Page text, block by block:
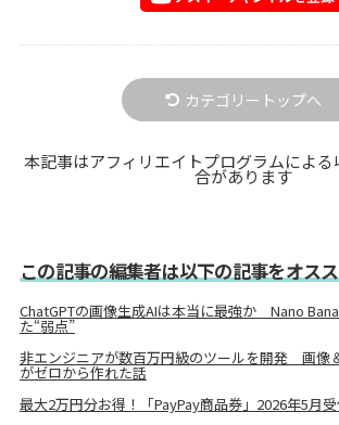
カテゴリートップへ
本記事はアフィリエイトプログラムによ
合があります
この記事の編集者は以下の記事をオス
ChatGPTの画像生成AIは本当に最強か Nano
た“弱点”
非エンジニアが数百万円級のツールを開発 画像
がゼロから作れた話
最大2万円分お得！「PayPay商品券」2026年5月